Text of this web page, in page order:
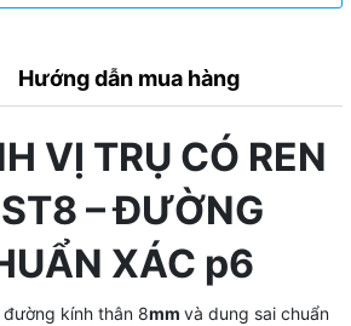
Hướng dẫn mua hàng
VỊ TRỤ CÓ REN
– ĐƯỜNG
XÁC p6
kính thân 8mm và dung sai chuẩn